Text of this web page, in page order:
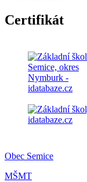
Certifikát
Obec Semice
MŠMT